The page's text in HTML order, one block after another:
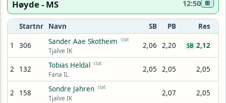
Høyde - MS 12:50 ⊞
Startnr Navn SB PB Res
1 306 Sander Aae Skotheim stat
Tjalve IK
2,06 2,20 2,12
SB
2 132 Tobias Heldal stat
Fana IL
2,05 2,05 2,05
2 158 Sondre Jahren stat
Tjalve IK
2,07 2,05